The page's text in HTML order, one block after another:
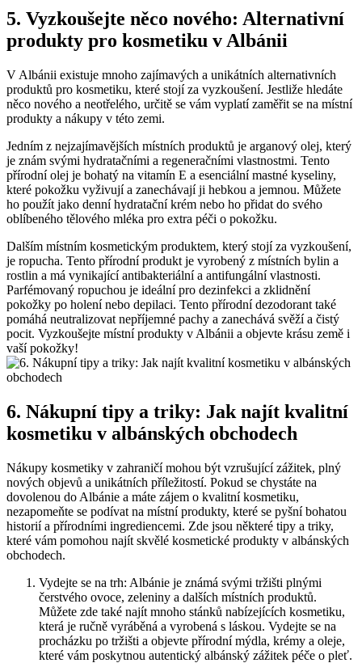
5. Vyzkoušejte něco nového: Alternativní
produkty pro kosmetiku‍ v Albánii
V‍ Albánii existuje mnoho zajímavých a unikátních alternativních
produktů pro kosmetiku, které stojí za vyzkoušení.‍ Jestliže hledáte
něco nového a⁢ neotřelého,‌ určitě ⁣se ‍vám vyplatí zaměřit⁢ se ‌na místní
produkty a nákupy v této⁤ zemi.
Jedním z nejzajímavějších místních produktů je arganový olej, ​který
je znám svými hydratačními a regeneračními vlastnostmi. Tento
přírodní olej je ⁢bohatý‌ na​ vitamín ⁤E a esenciální mastné​ kyseliny,
které ‍pokožku vyživují⁢ a zanechávají ‍ji hebkou a jemnou. Můžete
ho použít jako ⁤denní hydratační krém nebo ho přidat do ⁤svého​
oblíbeného tělového mléka pro extra⁢ péči⁢ o pokožku.
Dalším místním​ kosmetickým produktem, který stojí za vyzkoušení,
je ropucha. Tento přírodní​ produkt ​je ⁢vyrobený z místních ​bylin ⁣a
⁣rostlin a⁢ má⁢ vynikající antibakteriální a antifungální vlastnosti.
Parfémovaný⁣ ropuchou je ideální ⁢pro dezinfekci a zklidnění
pokožky po ‍holení‌ nebo ‍depilaci. Tento přírodní dezodorant ​také‌
pomáhá neutralizovat ‌nepříjemné pachy a zanechává⁣ svěží a čistý
pocit. ⁢Vyzkoušejte místní⁢ produkty ‌v Albánii a objevte krásu země i
⁢vaší pokožky!
6. Nákupní tipy a triky: ⁢Jak najít kvalitní
kosmetiku v albánských obchodech
Nákupy kosmetiky ⁤v zahraničí mohou‍ být‌ vzrušující zážitek, plný
nových objevů a unikátních příležitostí. Pokud ⁣se chystáte‍ na
dovolenou do‌ Albánie‍ a máte ‍zájem o kvalitní kosmetiku,
nezapomeňte se podívat na místní produkty, které se pyšní⁤ bohatou
historií a⁤ přírodními ingrediencemi. Zde jsou některé tipy a⁤ triky,
které vám pomohou⁢ najít skvělé ‍kosmetické ‌produkty ⁣v albánských
‍obchodech.
Vydejte‍ se na trh: Albánie je známá svými tržišti‌ plnými
⁢čerstvého ovoce, zeleniny⁤ a dalších ‌místních produktů.
Můžete‌ zde také najít​ mnoho stánků⁤ nabízejících kosmetiku,
která je ručně‌ vyráběná a vyrobená s‍ láskou. Vydejte se ⁣na
procházku po tržišti a objevte přírodní mýdla,⁤ krémy ⁣a oleje,
které ⁤vám poskytnou autentický ⁣albánský ⁤zážitek⁣ péče ⁤o pleť.